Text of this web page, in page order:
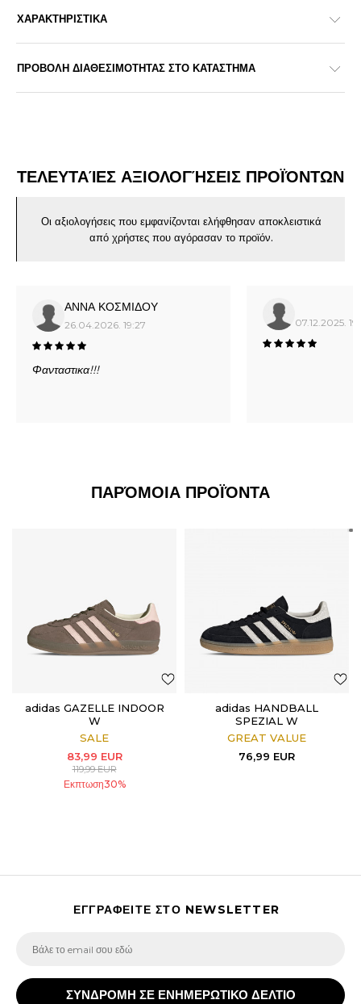
ΧΑΡΑΚΤΗΡΙΣΤΙΚΑ
ΠΡΟΒΟΛΗ ΔΙΑΘΕΣΙΜΟΤΗΤΑΣ ΣΤΟ ΚΑΤΑΣΤΗΜΑ
ΤΕΛΕΥΤΑΊΕΣ ΑΞΙΟΛΟΓΉΣΕΙΣ ΠΡΟΪΌΝΤΩΝ
Οι αξιολογήσεις που εμφανίζονται ελήφθησαν αποκλειστικά
από χρήστες που αγόρασαν το προϊόν.
ΑΝΝΑ ΚΟΣΜΙΔΟΥ
26.04.2026. 19:27
Φανταστικα!!!
07.12.2025.
ΠΑΡΌΜΟΙΑ ΠΡΟΪΌΝΤΑ
adidas GAZELLE INDOOR
W
SALE
83,99 EUR
119,99EUR
Εκπτωση30%
adidas HANDBALL
SPEZIAL W
GREAT VALUE
76,99 EUR
ΕΓΓΡΑΦΕΙΤΕ ΣΤΟ NEWSLETTER
ΣΥΝΔΡΟΜΗ ΣΕ ΕΝΗΜΕΡΩΤΙΚΟ ΔΕΛΤΙΟ